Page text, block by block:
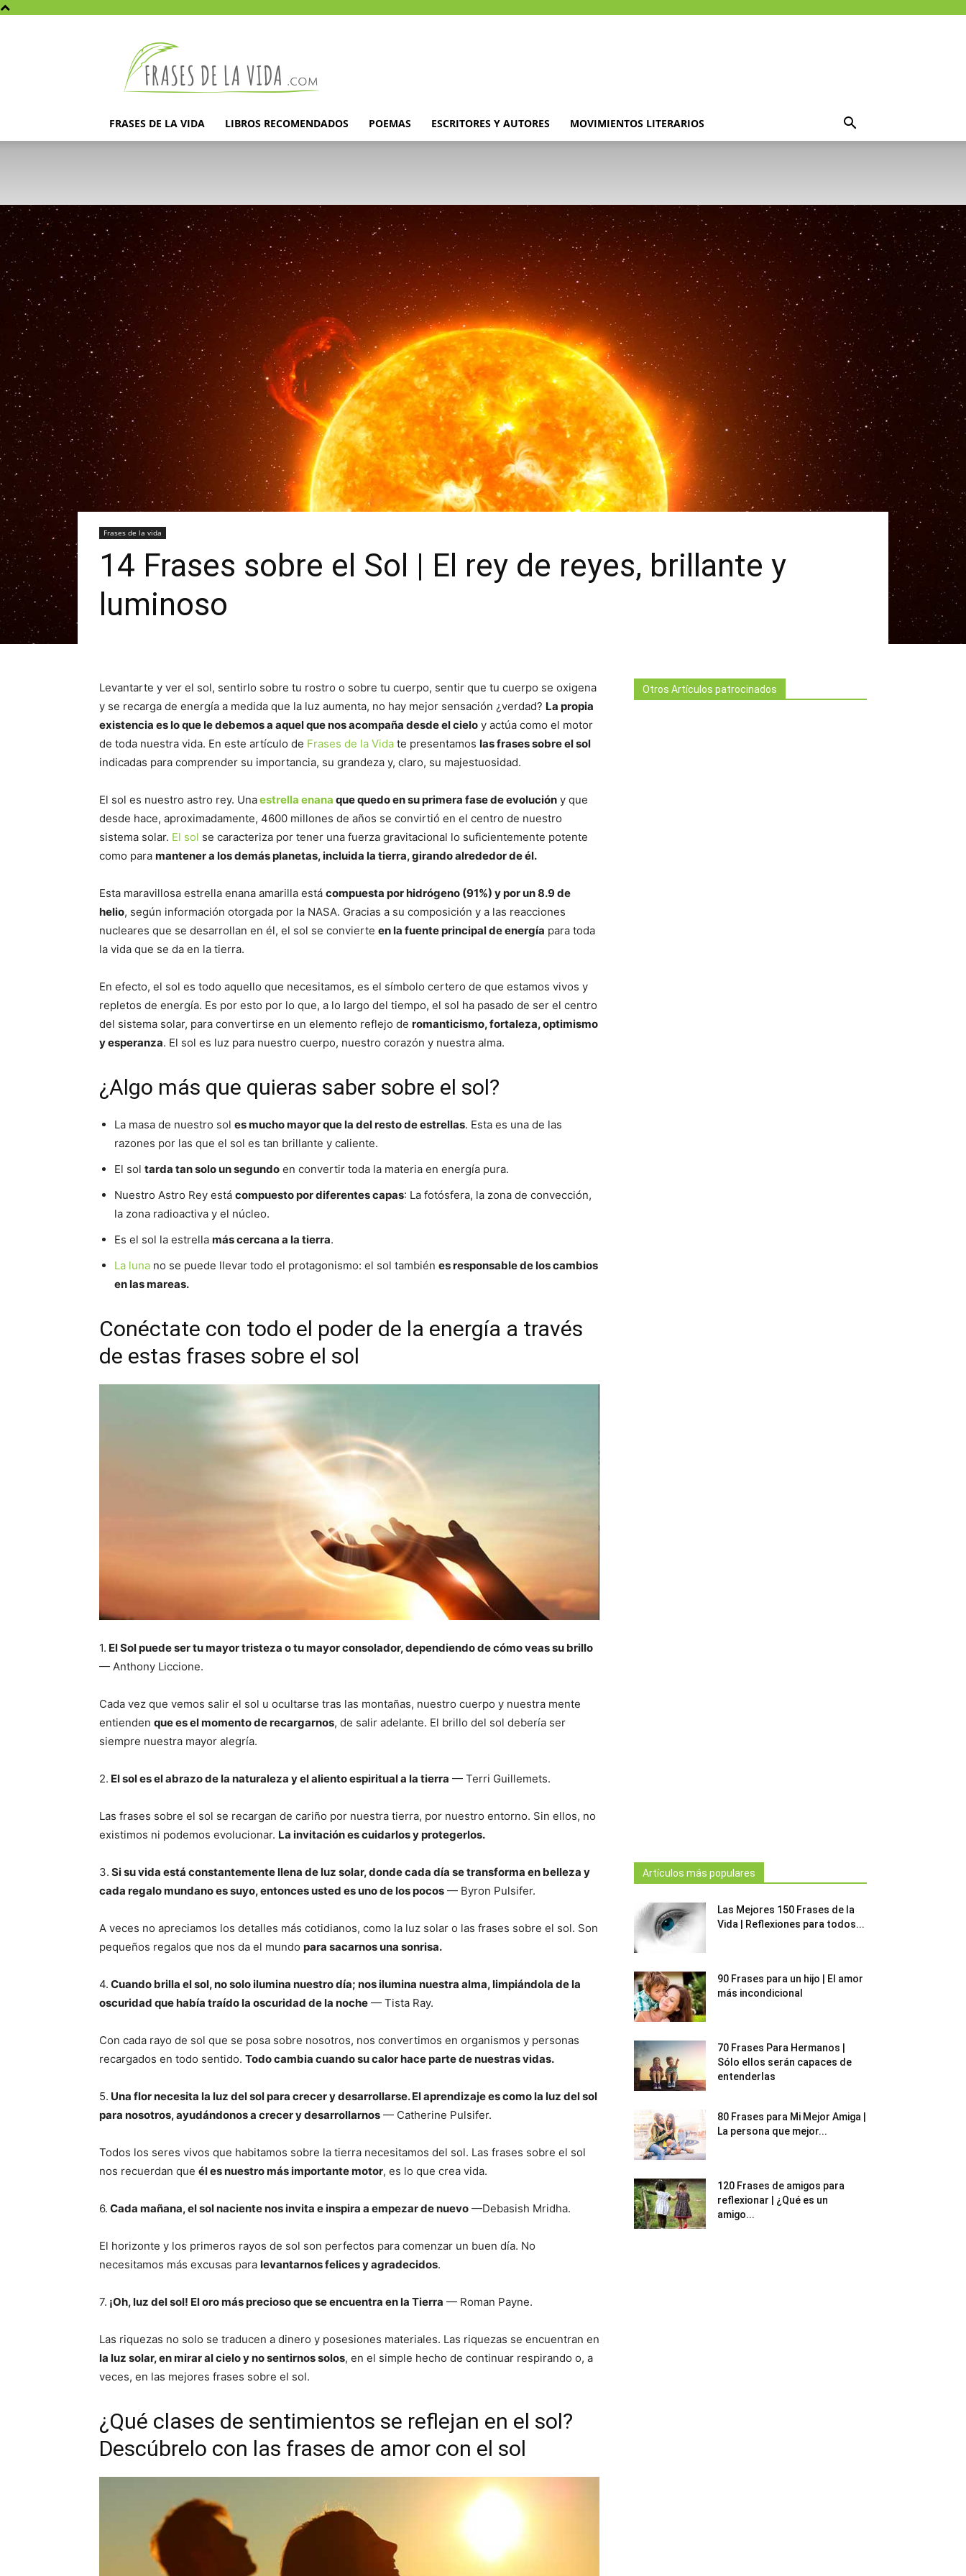
la
vida
FRASES DE LA VIDA LIBROS RECOMENDADOS POEMAS ESCRITORES Y AUTORES MOVIMIENTOS LITERARIOS
Frases de la vida
14 Frases sobre el Sol | El rey de reyes, brillante y
luminoso
Levantarte y ver el sol, sentirlo sobre tu rostro o sobre tu cuerpo, sentir que tu cuerpo se oxigena
y se recarga de energía a medida que la luz aumenta, no hay mejor sensación ¿verdad? La propia
existencia es lo que le debemos a aquel que nos acompaña desde el cielo y actúa como el motor
de toda nuestra vida. En este artículo de Frases de la Vida te presentamos las frases sobre el sol
indicadas para comprender su importancia, su grandeza y, claro, su majestuosidad.
El sol es nuestro astro rey. Unaestrella enana que quedo en su primera fase de evolución y que
desde hace, aproximadamente, 4600 millones de años se convirtió en el centro de nuestro
sistema solar. El sol se caracteriza por tener una fuerza gravitacional lo suficientemente potente
como para mantener a los demás planetas, incluida la tierra, girando alrededor de él.
Esta maravillosa estrella enana amarilla está compuesta por hidrógeno (91%) y por un 8.9 de
helio, según información otorgada por la NASA. Gracias a su composición y a las reacciones
nucleares que se desarrollan en él, el sol se convierte en la fuente principal de energía para toda
la vida que se da en la tierra.
En efecto, el sol es todo aquello que necesitamos, es el símbolo certero de que estamos vivos y
repletos de energía. Es por esto por lo que, a lo largo del tiempo, el sol ha pasado de ser el centro
del sistema solar, para convertirse en un elemento reflejo de romanticismo, fortaleza, optimismo
y esperanza. El sol es luz para nuestro cuerpo, nuestro corazón y nuestra alma.
¿Algo más que quieras saber sobre el sol?
La masa de nuestro sol es mucho mayor que la del resto de estrellas. Esta es una de las
razones por las que el sol es tan brillante y caliente.
El sol tarda tan solo un segundo en convertir toda la materia en energía pura.
Nuestro Astro Rey está compuesto por diferentes capas: La fotósfera, la zona de convección,
la zona radioactiva y el núcleo.
Es el sol la estrella más cercana a la tierra.
La luna no se puede llevar todo el protagonismo: el sol también es responsable de los cambios
en las mareas.
Conéctate con todo el poder de la energía a través
de estas frases sobre el sol
1. El Sol puede ser tu mayor tristeza o tu mayor consolador, dependiendo de cómo veas su brillo
— Anthony Liccione.
Cada vez que vemos salir el sol u ocultarse tras las montañas, nuestro cuerpo y nuestra mente
entienden que es el momento de recargarnos, de salir adelante. El brillo del sol debería ser
siempre nuestra mayor alegría.
2. El sol es el abrazo de la naturaleza y el aliento espiritual a la tierra — Terri Guillemets.
Las frases sobre el sol se recargan de cariño por nuestra tierra, por nuestro entorno. Sin ellos, no
existimos ni podemos evolucionar. La invitación es cuidarlos y protegerlos.
3. Si su vida está constantemente llena de luz solar, donde cada día se transforma en belleza y
cada regalo mundano es suyo, entonces usted es uno de los pocos — Byron Pulsifer.
A veces no apreciamos los detalles más cotidianos, como la luz solar o las frases sobre el sol. Son
pequeños regalos que nos da el mundo para sacarnos una sonrisa.
4. Cuando brilla el sol, no solo ilumina nuestro día; nos ilumina nuestra alma, limpiándola de la
oscuridad que había traído la oscuridad de la noche — Tista Ray.
Con cada rayo de sol que se posa sobre nosotros, nos convertimos en organismos y personas
recargados en todo sentido. Todo cambia cuando su calor hace parte de nuestras vidas.
5. Una flor necesita la luz del sol para crecer y desarrollarse. El aprendizaje es como la luz del sol
para nosotros, ayudándonos a crecer y desarrollarnos — Catherine Pulsifer.
Todos los seres vivos que habitamos sobre la tierra necesitamos del sol. Las frases sobre el sol
nos recuerdan que él es nuestro más importante motor, es lo que crea vida.
6. Cada mañana, el sol naciente nos invita e inspira a empezar de nuevo —Debasish Mridha.
El horizonte y los primeros rayos de sol son perfectos para comenzar un buen día. No
necesitamos más excusas para levantarnos felices y agradecidos.
7. ¡Oh, luz del sol! El oro más precioso que se encuentra en la Tierra — Roman Payne.
Las riquezas no solo se traducen a dinero y posesiones materiales. Las riquezas se encuentran en
la luz solar, en mirar al cielo y no sentirnos solos, en el simple hecho de continuar respirando o, a
veces, en las mejores frases sobre el sol.
¿Qué clases de sentimientos se reflejan en el sol?
Descúbrelo con las frases de amor con el sol
Otros Artículos patrocinados
Artículos más populares
Las Mejores 150 Frases de la
Vida | Reflexiones para todos...
90 Frases para un hijo | El amor
más incondicional
70 Frases Para Hermanos |
Sólo ellos serán capaces de
entenderlas
80 Frases para Mi Mejor Amiga |
La persona que mejor...
120 Frases de amigos para
reflexionar | ¿Qué es un
amigo...